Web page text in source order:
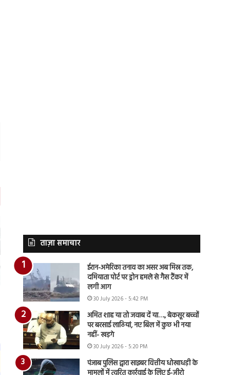
ताज़ा समाचार
ईरान-अमेरिका तनाव का असर अब मिस्र तक,
दमियाता पोर्ट पर ड्रोन हमले से गैस टैंकर में
लगी आग
30 July 2026 - 5:42 PM
अमित शाह या तो जवाब दें या…., बेकसूर बच्चों
पर बरसाई लाठियां, नए बिल में कुछ भी नया
नहीं- खड़गे
30 July 2026 - 5:20 PM
पंजाब पुलिस द्वारा साइबर वित्तीय धोखाधड़ी के